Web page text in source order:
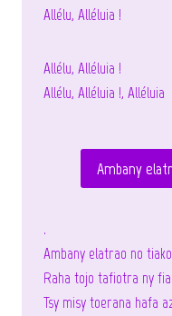
Allélu, Alléluia !
Allélu, Alléluia !
Allélu, Alléluia !, Alléluia
Ambany
.
Ambany elatrao no
Raha tojo tafiotra ny
Tsy misy toerana hafa